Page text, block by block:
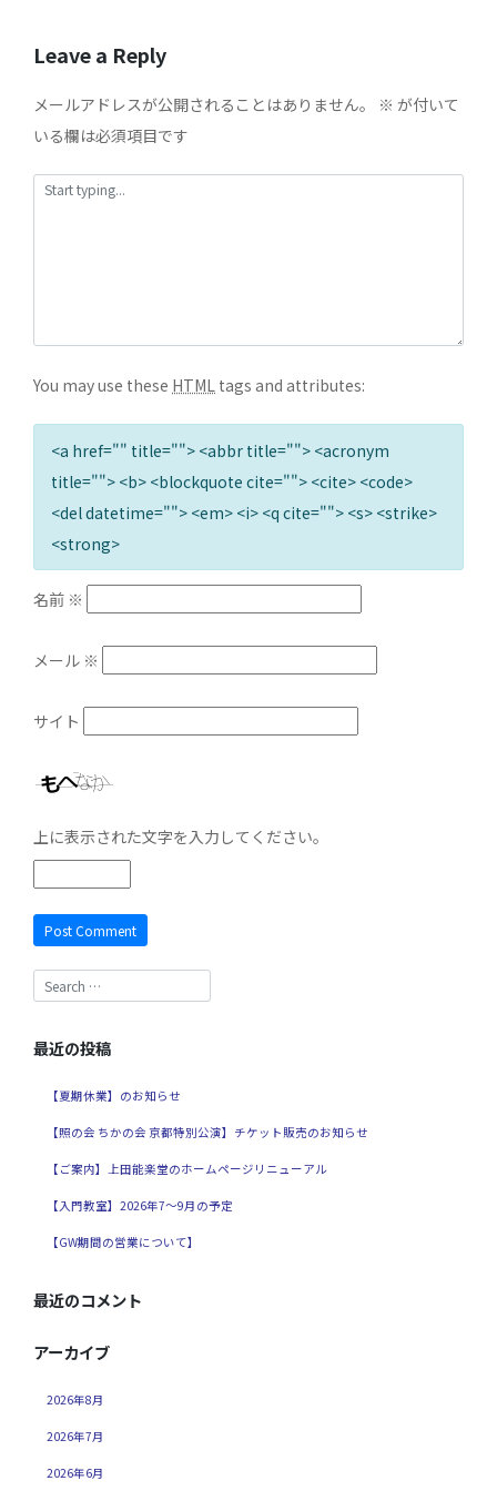
Leave a Reply
メールアドレスが公開されることはありません。 ※ が付いて
いる欄は必須項目です
You may use these HTML tags and attributes:
<a href="" title=""> <abbr title=""> <acronym
title=""> <b> <blockquote cite=""> <cite> <code>
<del datetime=""> <em> <i> <q cite=""> <s> <strike>
<strong>
名前 ※
メール ※
サイト
上に表示された文字を入力してください。
最近の投稿
【夏期休業】のお知らせ
【照の会 ちかの会 京都特別公演】チケット販売のお知らせ
【ご案内】上田能楽堂のホームページリニューアル
【入門教室】2026年7～9月の予定
【GW期間の営業について】
最近のコメント
アーカイブ
2026年8月
2026年7月
2026年6月